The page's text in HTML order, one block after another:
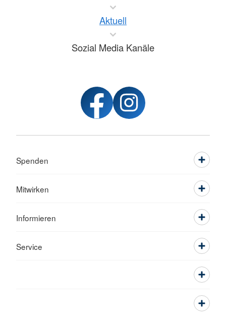
Aktuell
Sozial Media Kanäle
Spenden
Mitwirken
Informieren
Service